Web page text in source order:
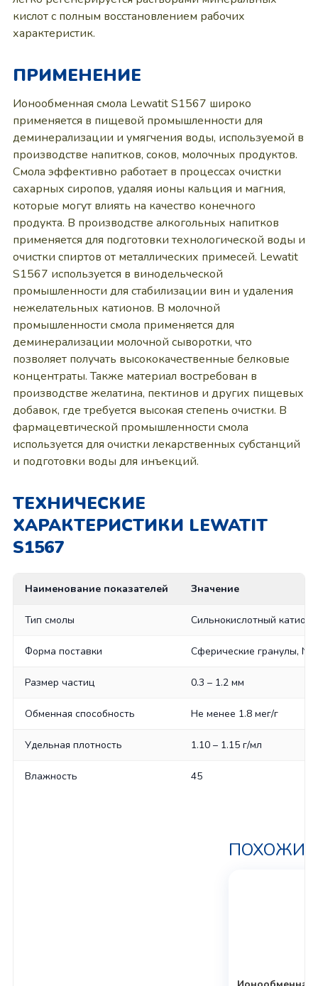
кислот с полным восстановлением рабочих
характеристик.
ПРИМЕНЕНИЕ
Ионообменная смола Lewatit S1567 широко
применяется в пищевой промышленности для
деминерализации и умягчения воды, используемой в
производстве напитков, соков, молочных продуктов.
Смола эффективно работает в процессах очистки
сахарных сиропов, удаляя ионы кальция и магния,
которые могут влиять на качество конечного
продукта. В производстве алкогольных напитков
применяется для подготовки технологической воды и
очистки спиртов от металлических примесей. Lewatit
S1567 используется в винодельческой
промышленности для стабилизации вин и удаления
нежелательных катионов. В молочной
промышленности смола применяется для
деминерализации молочной сыворотки, что
позволяет получать высококачественные белковые
концентраты. Также материал востребован в
производстве желатина, пектинов и других пищевых
добавок, где требуется высокая степень очистки. В
фармацевтической промышленности смола
используется для очистки лекарственных субстанций
и подготовки воды для инъекций.
ТЕХНИЧЕСКИЕ
ХАРАКТЕРИСТИКИ LEWATIT
S1567
Наименование показателей Значение
Тип смолы Сильнокислотный
Форма поставки Сферические гранулы,
Размер частиц 0.3 – 1.2 мм
Обменная способность Не менее 1.8 мег/г
Удельная плотность 1.10 – 1.15 г/мл
Влажность 45